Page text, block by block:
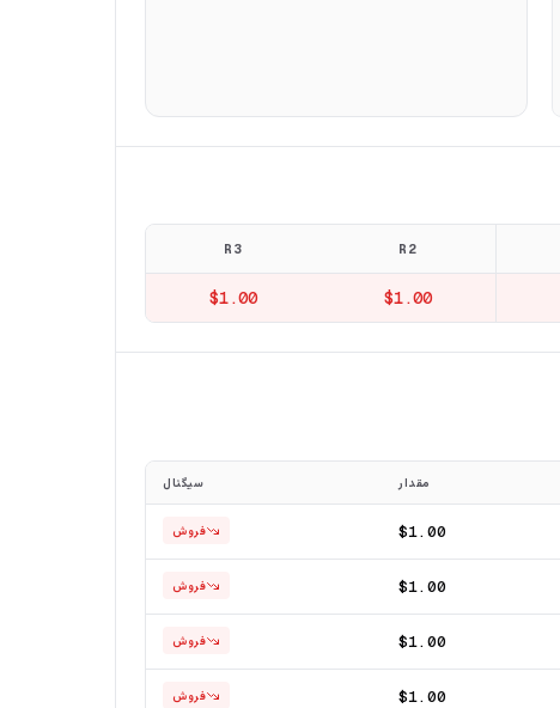
R2
R3
$1.00
$1.00
مقدار سیگنال
$1.00 فروش
$1.00 فروش
$1.00 فروش
$1.00 فروش